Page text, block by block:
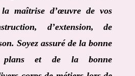
maîtrise d’œuvre de vos
d’extension, de
Soyez assuré de la bonne
plans et de la bonne